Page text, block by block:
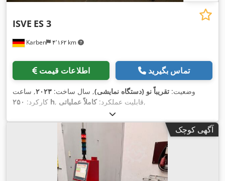
Karben ۴٬۱۶۲ km
ISVE ES 3
اطلاعات قیمت تماس بگیرید
وضعیت: تقریباً نو (دستگاه نمایشی), سال ساخت: ۲۰۲۳, ساعت
کارکرد: ۲۵۰ h , قابلیت عملکرد:کاملاً عملیاتی ,
آگهی کوچک